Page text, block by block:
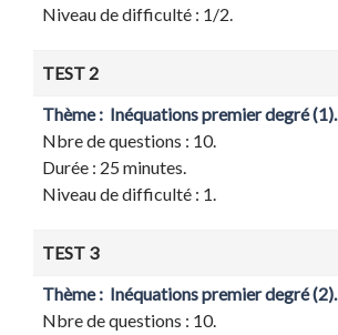
Niveau de difficulté : 1/2.
TEST 2
Thème : Inéquations premier degré (1).
Nbre de questions : 10.
Durée : 25 minutes.
Niveau de difficulté : 1.
TEST 3
Thème : Inéquations premier degré (2).
Nbre de questions : 10.